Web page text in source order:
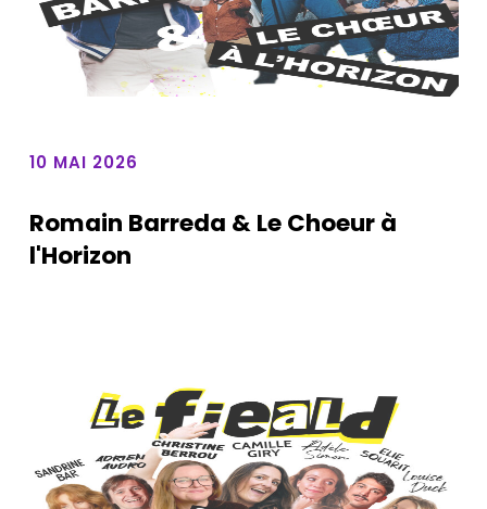
10 MAI 2026
Romain Barreda & Le Choeur à
l'Horizon